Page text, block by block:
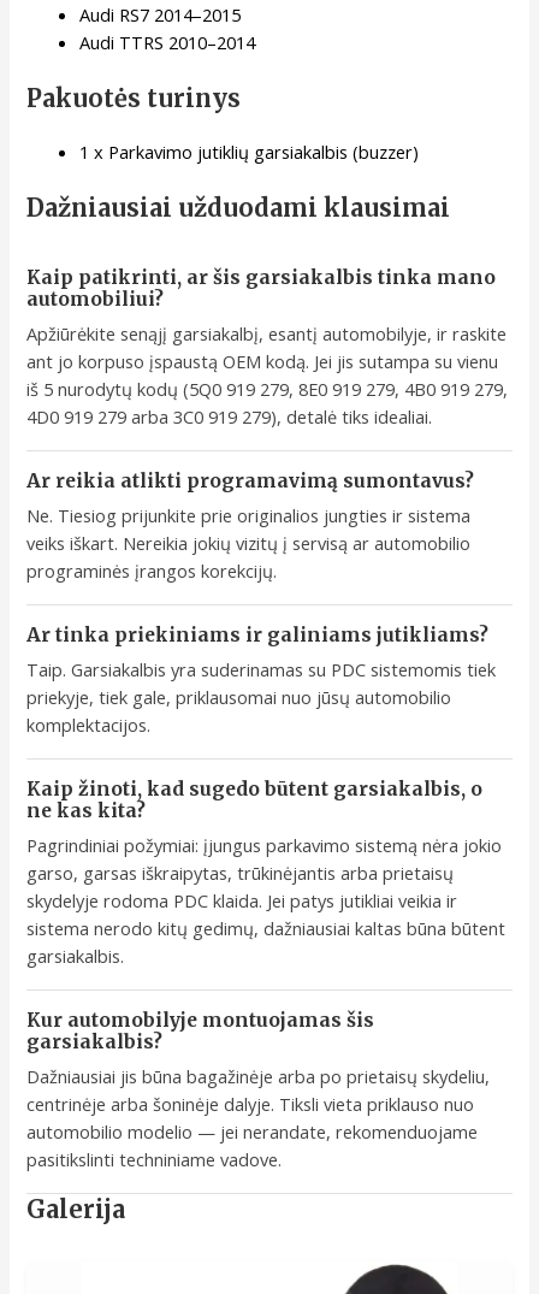
Audi RS7 2014–2015
Audi TTRS 2010–2014
Pakuotės turinys
1 x Parkavimo jutiklių garsiakalbis (buzzer)
Dažniausiai užduodami klausimai
Kaip patikrinti, ar šis garsiakalbis tinka mano
automobiliui?
Apžiūrėkite senąjį garsiakalbį, esantį automobilyje, ir raskite
ant jo korpuso įspaustą OEM kodą. Jei jis sutampa su vienu
iš 5 nurodytų kodų (5Q0 919 279, 8E0 919 279, 4B0 919 279,
4D0 919 279 arba 3C0 919 279), detalė tiks idealiai.
Ar reikia atlikti programavimą sumontavus?
Ne. Tiesiog prijunkite prie originalios jungties ir sistema
veiks iškart. Nereikia jokių vizitų į servisą ar automobilio
programinės įrangos korekcijų.
Ar tinka priekiniams ir galiniams jutikliams?
Taip. Garsiakalbis yra suderinamas su PDC sistemomis tiek
priekyje, tiek gale, priklausomai nuo jūsų automobilio
komplektacijos.
Kaip žinoti, kad sugedo būtent garsiakalbis, o
ne kas kita?
Pagrindiniai požymiai: įjungus parkavimo sistemą nėra jokio
garso, garsas iškraipytas, trūkinėjantis arba prietaisų
skydelyje rodoma PDC klaida. Jei patys jutikliai veikia ir
sistema nerodo kitų gedimų, dažniausiai kaltas būna būtent
garsiakalbis.
Kur automobilyje montuojamas šis
garsiakalbis?
Dažniausiai jis būna bagažinėje arba po prietaisų skydeliu,
centrinėje arba šoninėje dalyje. Tiksli vieta priklauso nuo
automobilio modelio — jei nerandate, rekomenduojame
pasitikslinti techniniame vadove.
Galerija